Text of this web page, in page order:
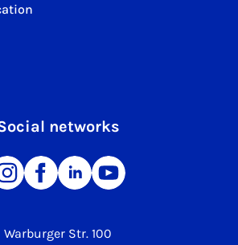
Warburger Str. 100
networks